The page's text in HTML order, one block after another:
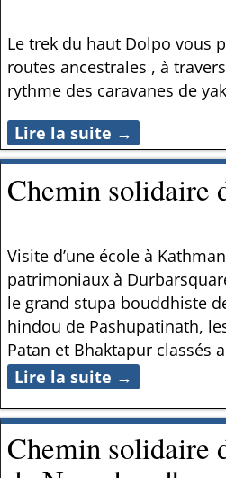
Le trek du haut Dolpo vous
routes ancestrales , à
rythme des caravanes de
Lire la suite →
Chemin solidaire
Visite d’une école à
patrimoniaux à
le grand stupa bouddhiste
hindou de Pashupatinath,
Patan et Bhaktapur classés
Lire la suite →
Chemin solidaire